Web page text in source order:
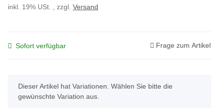
inkl. 19% USt. , zzgl. Versand
Sofort verfügbar Frage zum Artikel
x
Dieser Artikel hat Variationen. Wählen Sie bitte die
gewünschte Variation aus.